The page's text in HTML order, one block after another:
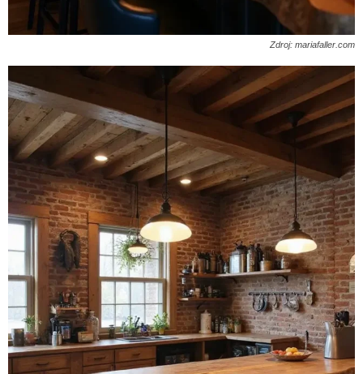
Zdroj: mariafaller.com